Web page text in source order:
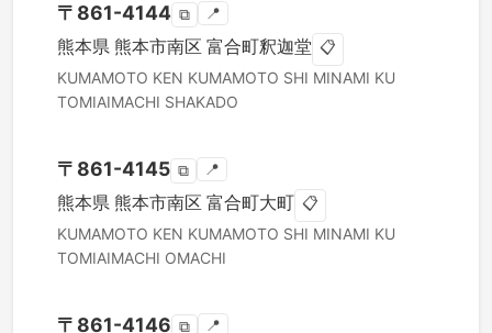
〒 861-4144 ⧉ 📍
熊本県 熊本市南区 富合町釈迦堂 📋
KUMAMOTO KEN KUMAMOTO SHI MINAMI KU
TOMIAIMACHI SHAKADO
〒 861-4145 ⧉ 📍
熊本県 熊本市南区 富合町大町 📋
KUMAMOTO KEN KUMAMOTO SHI MINAMI KU
TOMIAIMACHI OMACHI
〒 861-4146 ⧉ 📍